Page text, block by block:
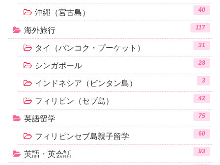
沖縄（宮古島） 40
海外旅行 117
タイ（バンコク・プーケット） 31
シンガポール 28
インドネシア（ビンタン島） 3
フィリピン（セブ島） 42
英語留学 75
フィリピンセブ島親子留学 60
英語・英会話 93